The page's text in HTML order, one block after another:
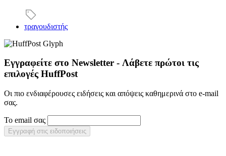
τραγουδιστής
Εγγραφείτε στο Newsletter - Λάβετε πρώτοι τις
επιλογές HuffPost
Οι πιο ενδιαφέρουσες ειδήσεις και απόψεις καθημερινά στο e-mail
σας.
Το email σας
Εγγραφή στις ειδοποιήσεις